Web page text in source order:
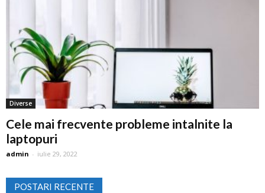
Diverse
Cele mai frecvente probleme intalnite la
laptopuri
admin - iulie 29, 2022
POSTARI RECENTE